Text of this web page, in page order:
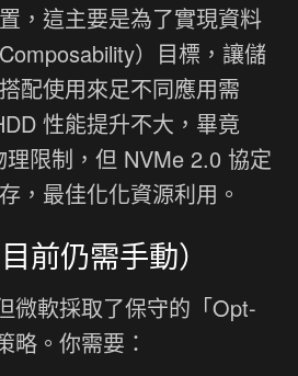
，這主要是為了實現資料
）目標，讓儲
配使用來足不同應用需
性能提升不大，畢竟
限制，但 NVMe 2.0 協定
，最佳化化資源利用。
前仍需手動）
微軟採取了保守的「Opt-
略。你需要：